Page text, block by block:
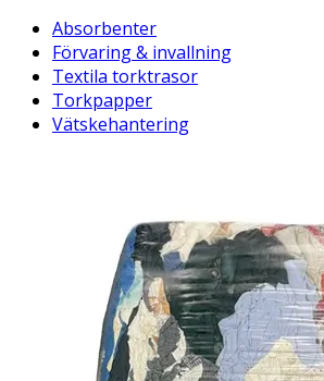
Absorbenter
Förvaring & invallning
Textila torktrasor
Torkpapper
Vätskehantering